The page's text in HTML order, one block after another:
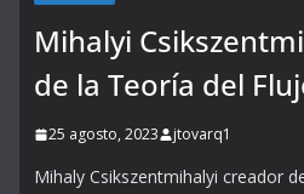
Mihalyi
de la Teoría del
25 agosto, 2023 jtovarq1
Mihaly Csikszentmihalyi creador